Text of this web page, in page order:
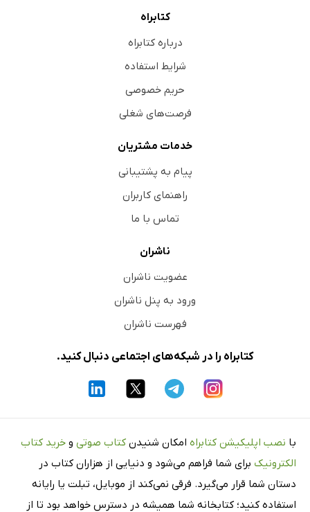
کتابراه
درباره کتابراه
شرایط استفاده
حریم خصوصی
فرصت‌های شغلی
خدمات مشتریان
پیام به پشتیبانی
راهنمای کاربران
تماس با ما
ناشران
عضویت ناشران
ورود به پنل ناشران
فهرست ناشران
کتابراه را در شبکه‌های اجتماعی دنبال کنید.
با نصب اپلیکیشن کتابراه امکان شنیدن کتاب صوتی و خرید کتاب
الکترونیک برای شما فراهم می‌شود و دنیایی از هزاران کتاب در
دستان شما قرار می‌گیرد. فرقی نمی‌کند از موبایل، تبلت یا رایانه
استفاده کنید؛ کتابخانه شما همیشه در دسترس خواهد بود تا از